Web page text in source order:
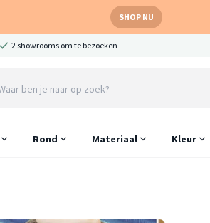
SHOP NU
2 showrooms om te bezoeken
Rond Materiaal Kleur